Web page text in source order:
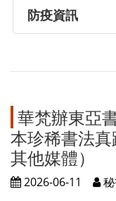
防疫資訊
華梵辦東亞
本珍稀書法
其他媒體）
2026-06-11
秘